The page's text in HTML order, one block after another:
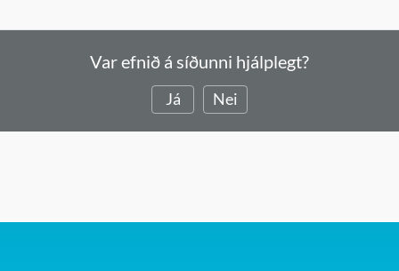
Var efnið á síðunni hjálplegt?
Já Nei